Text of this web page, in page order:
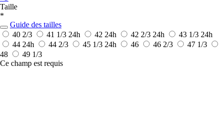
Taille
*
Guide des tailles
40 2/3
41 1/3 24h 42 24h 42 2/3 24h 43 1/3 24h
44 24h 44 2/3 45 1/3 24h 46 46 2/3
47 1/3
48
49 1/3
Ce champ est requis